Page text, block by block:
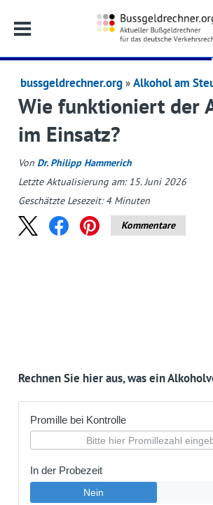
bussgeldrechner.org Alkohol am
Wie funktioniert der
im Einsatz?
Von Dr. Philipp Hammerich
Letzte Aktualisierung am: 15. Juni 2026
Geschätzte Lesezeit:4 Minuten
Kommentare
Rechnen Sie hier aus, was ein